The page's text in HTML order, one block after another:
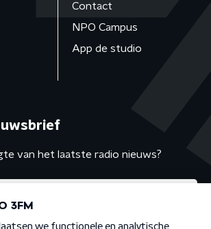
Contact
NPO Campus
App de studio
van het laatste radio nieuws?